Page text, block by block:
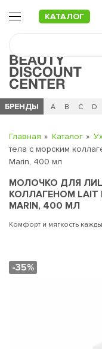
КАТАЛОГ
БРЕНДЫ
Ч 0 - 9 A B C D
Главная Каталог
тела с морским
Marin, 400 мл
МОЛОЧКО ДЛЯ
КОЛЛАГЕНОМ LAIT
MARIN, 400 МЛ
Комфорт и мягкость
-35%